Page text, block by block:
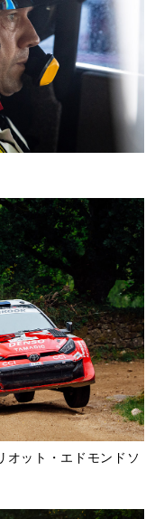
オット・エドモンドソ